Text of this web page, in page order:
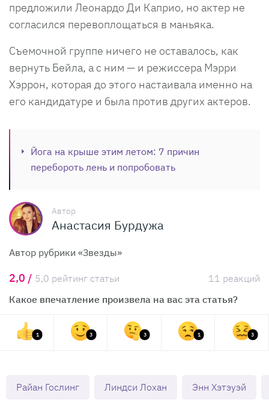
предложили Леонардо Ди Каприо, но актер не
согласился перевоплощаться в маньяка.
Съемочной группе ничего не оставалось, как
вернуть Бейла, а с ним — и режиссера Мэрри
Хэррон, которая до этого настаивала именно на
его кандидатуре и была против других актеров.
Йога на крыше этим летом: 7 причин
перебороть лень и попробовать
Автор
Анастасия Бурдужа
Автор рубрики «Звезды»
2,0 / 5,0 рейтинг статьи
11 реакций
Какое впечатление произвела на вас эта статья?
1 3 3 1 3
Райан Гослинг Линдси Лохан Энн Хэтэуэй